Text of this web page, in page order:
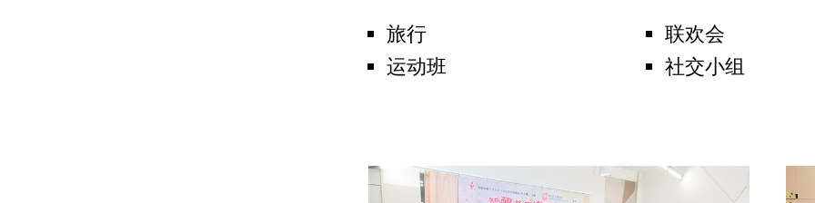
旅行
运动班
联欢会
社交小组